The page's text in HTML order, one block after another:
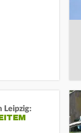
Leipzig: